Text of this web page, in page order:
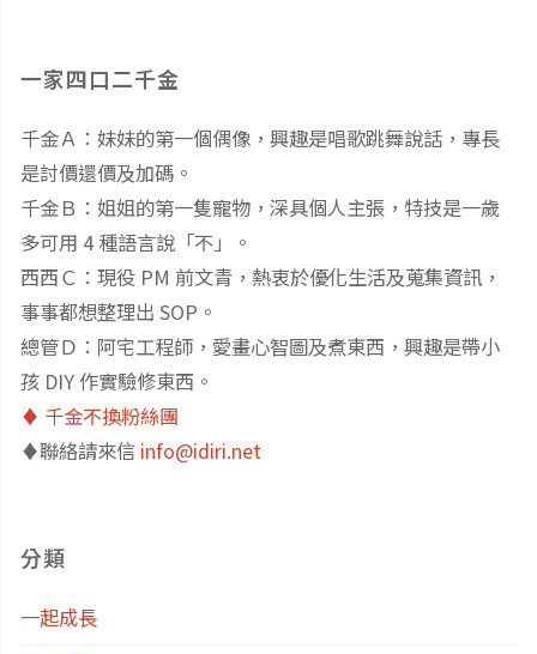
一家四口二千金
千金Ａ：妹妹的第一個偶像，興趣是唱歌跳舞說話，專長
是討價還價及加碼。
千金Ｂ：姐姐的第一隻寵物，深具個人主張，特技是一歲
多可用 4 種語言說「不」。
西西Ｃ：現役 PM 前文青，熱衷於優化生活及蒐集資訊，
事事都想整理出 SOP。
總管Ｄ：阿宅工程師，愛畫心智圖及煮東西，興趣是帶小
孩 DIY 作實驗修東西。
♦️ 千金不換粉絲團
♦️聯絡請來信 info@idiri.net
分類
一起成長